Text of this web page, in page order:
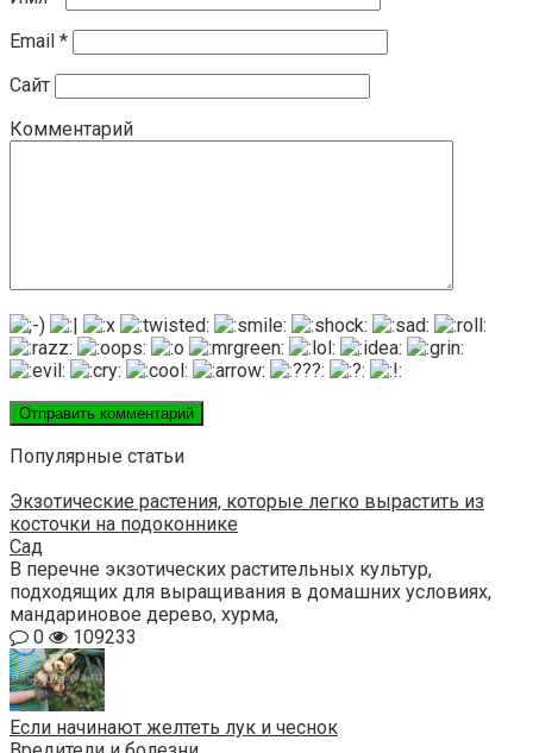
Email *
Сайт
Комментарий
Популярные статьи
Экзотические растения, которые легко вырастить из
косточки на подоконнике
Сад
В перечне экзотических растительных культур,
подходящих для выращивания в домашних условиях,
мандариновое дерево, хурма,
0
109233
Если начинают желтеть лук и чеснок